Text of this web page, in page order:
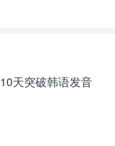
10天突破韩语发音